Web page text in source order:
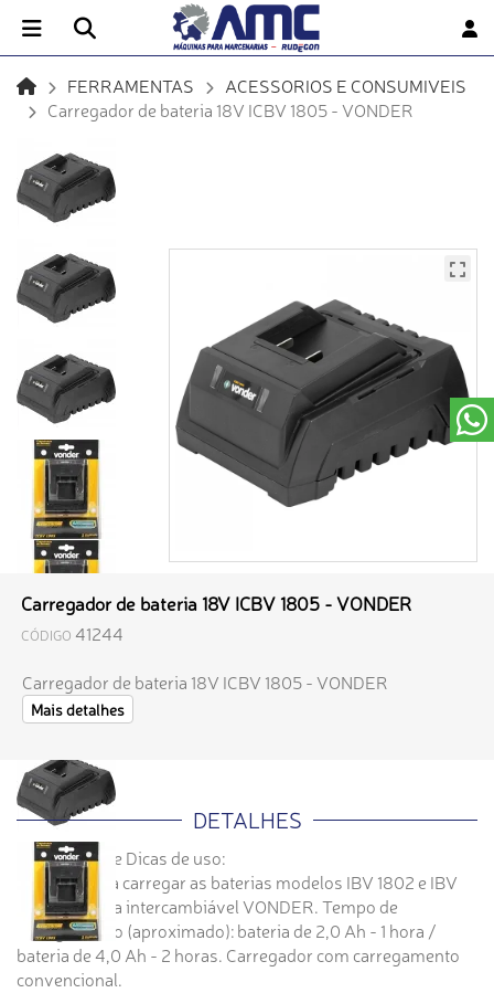
FERRAMENTAS
ACESSORIOS E CONSUMIVEIS
Carregador de bateria 18V ICBV 1805 - VONDER
Carregador de bateria 18V ICBV 1805 - VONDER
CÓDIGO 41244
Carregador de bateria 18V ICBV 1805 - VONDER
Mais detalhes
DETALHES
- Aplicações e Dicas de uso:
Indicado para carregar as baterias modelos IBV 1802 e IBV
1804, da linha intercambiável VONDER. Tempo de
carregamento (aproximado): bateria de 2,0 Ah - 1 hora /
bateria de 4,0 Ah - 2 horas. Carregador com carregamento
convencional.